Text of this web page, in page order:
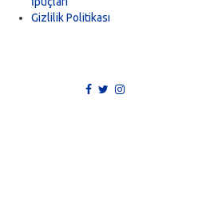
Gizlilik Politikası